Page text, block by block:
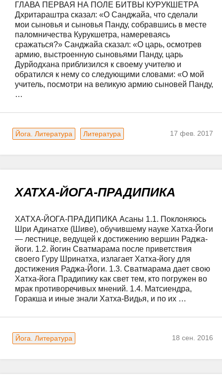
ГЛАВА ПЕРВАЯ НА ПОЛЕ БИТВЫ КУРУКШЕТРА
Дхритараштра сказал: «О Санджайа, что сделали
мои сыновья и сыновья Панду, собравшись в месте
паломничества Курукшетра, намереваясь
сражаться?» Санджайа сказал: «О царь, осмотрев
армию, выстроенную сыновьями Панду, царь
Дурйодхана приблизился к своему учителю и
обратился к нему со следующими словами: «О мой
учитель, посмотри на великую армию сыновей Панду,
…
17 фев. 2017
Йога. Литература Литература
ХАТХА-ЙОГА-ПРАДИПИКА
ХАТХА-ЙОГА-ПРАДИПИКА Асаны 1.1. Поклоняюсь
Шри Адинатхе (Шиве), обучившему науке Хатха-Йоги
— лестнице, ведущей к достижению вершин Раджа-
йоги. 1.2. йогин Сватмарама после приветствия
своего Гуру Шринатха, излагает Хатха-йогу для
достижения Раджа-Йоги. 1.3. Сватмарама дает свою
Хатха-йога Прадипику как свет тем, кто погружен во
мрак противоречивых мнений. 1.4. Матсиендра,
Горакша и иные знали Хатха-Видья, и по их …
18 сен. 2016
Йога. Литература